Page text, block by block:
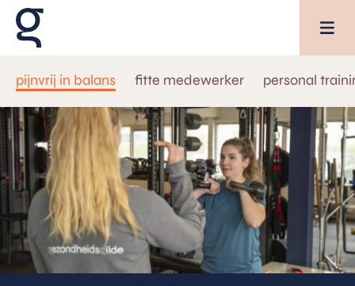
AANBOD
SPECIALISATIES
OVER GEZONDHEIDSGILDE
agenda inspiratie
pijnvrij in balans fitte medewerker personal